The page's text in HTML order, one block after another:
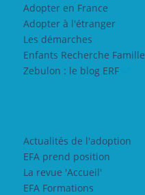
Adopter en France
Adopter à l'étranger
Les démarches
Enfants Recherche Famille
Zebulon : le blog ERF
Actualités de l'adoption
EFA prend position
La revue 'Accueil'
EFA Formations